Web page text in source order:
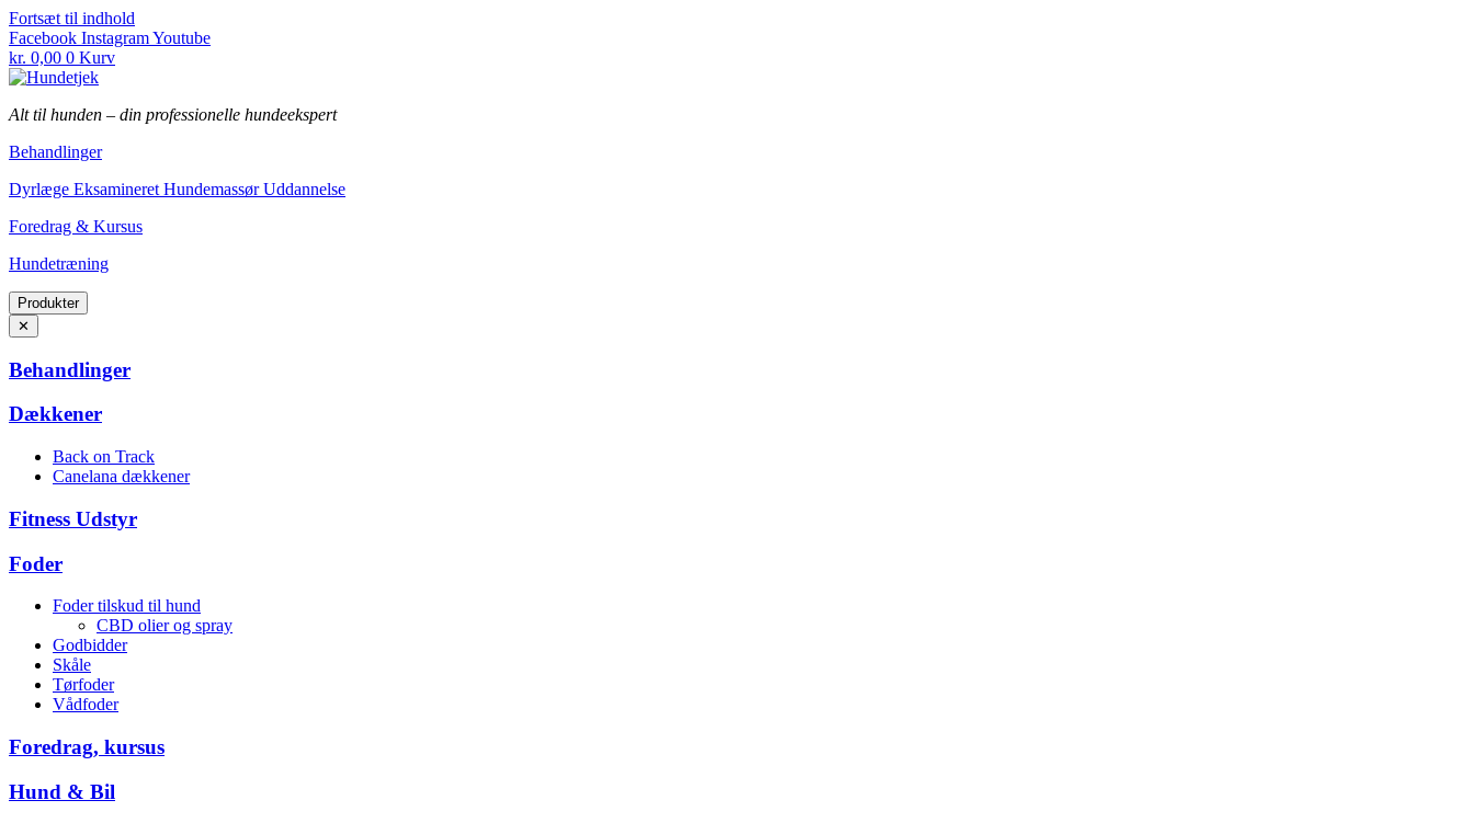
Fortsæt til indhold
Facebook InstagramYoutube
kr. 0,00 0 Kurv
Alt til hunden – din professionelle hundeekspert
Behandlinger
Dyrlæge Eksamineret Hundemassør Uddannelse
Foredrag & Kursus
Hundetræning
Produkter
✕
Behandlinger
Dækkener
Back on Track
Canelana dækkener
Fitness Udstyr
Foder
Foder tilskud til hund
CBD olier og spray
Godbidder
Skåle
Tørfoder
Vådfoder
Foredrag, kursus
Hund & Bil